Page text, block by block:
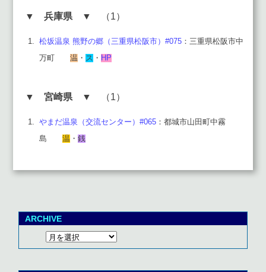
▼ 兵庫県 ▼ （1）
松坂温泉 熊野の郷（三重県松阪市）#075 ：三重県松阪市中
万町 温 ・ ス ・ HP
▼ 宮崎県 ▼ （1）
やまだ温泉（交流センター）#065 ：都城市山田町中霧
島 温 ・ 銭
ARCHIVE